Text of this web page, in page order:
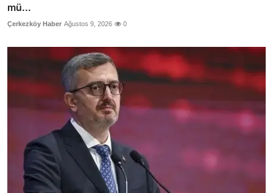
mü...
Çerkezköy Haber Ağustos 9, 2026 0